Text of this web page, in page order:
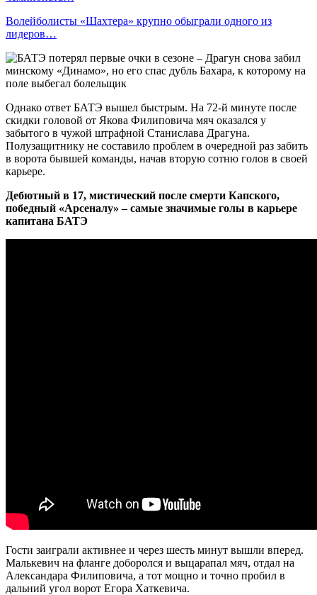
Волейболисты «Шахтера» крупно обыграли одного из
лидеров…
Однако ответ БАТЭ вышел быстрым. На 72-й минуте после
скидки головой от Якова Филиповича мяч оказался у
забытого в чужой штрафной Станислава Драгуна.
Полузащитнику не составило проблем в очередной раз забить
в ворота бывшей команды, начав вторую сотню голов в своей
карьере.
Дебютный в 17, мистический после смерти Капского,
победный «Арсеналу» – самые значимые голы в карьере
капитана БАТЭ
Гости заиграли активнее и через шесть минут вышли вперед.
Малькевич на фланге доборолся и выцарапал мяч, отдал на
Александара Филиповича, а тот мощно и точно пробил в
дальний угол ворот Егора Хаткевича.